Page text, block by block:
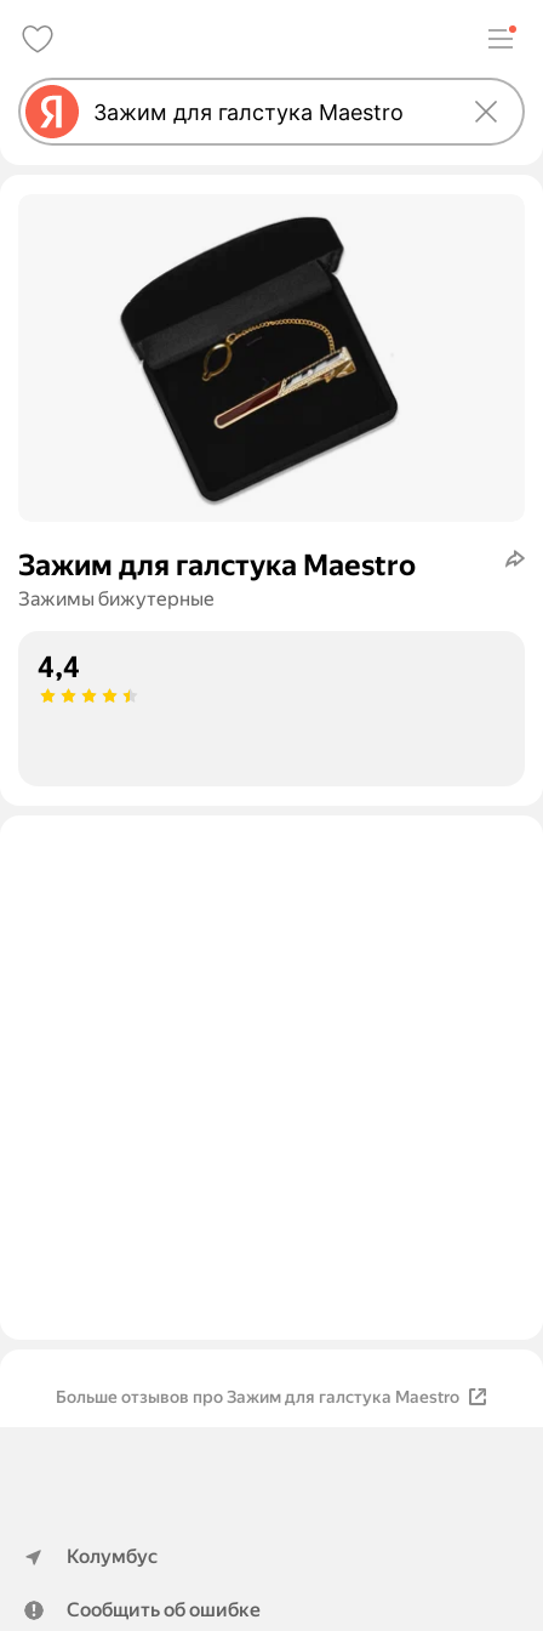
Зажим для галстука Maestro
Зажимы бижутерные
4,4
Больше отзывов про Зажим для галстука Maestro
Колумбус
Сообщить об ошибке